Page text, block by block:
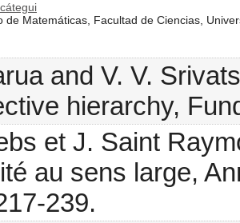
de Matemáticas, Facultad de Ciencias,
and V. V.
hierarchy,
et J. Saint
au sens large,
239.